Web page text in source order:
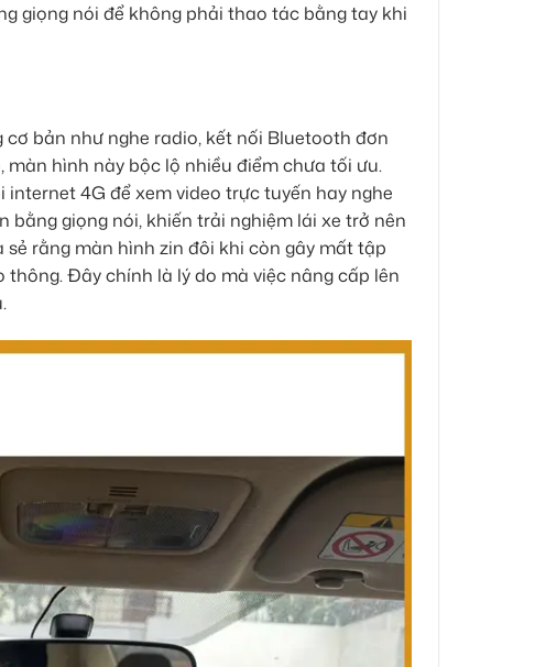
giọng nói để không phải thao tác bằng tay khi
bản như nghe radio, kết nối Bluetooth đơn
hình này bộc lộ nhiều điểm chưa tối ưu.
4G để xem video trực tuyến hay nghe
giọng nói, khiến trải nghiệm lái xe trở nên
rằng màn hình zin đôi khi còn gây mất tập
Đây chính là lý do mà việc nâng cấp lên